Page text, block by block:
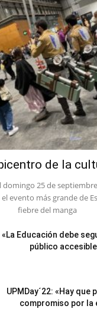
de la
domingo 25 de
evento más grande de
fiebre del manga
«La Educación debe
público
UPMDay´22: «Hay que
compromiso por la